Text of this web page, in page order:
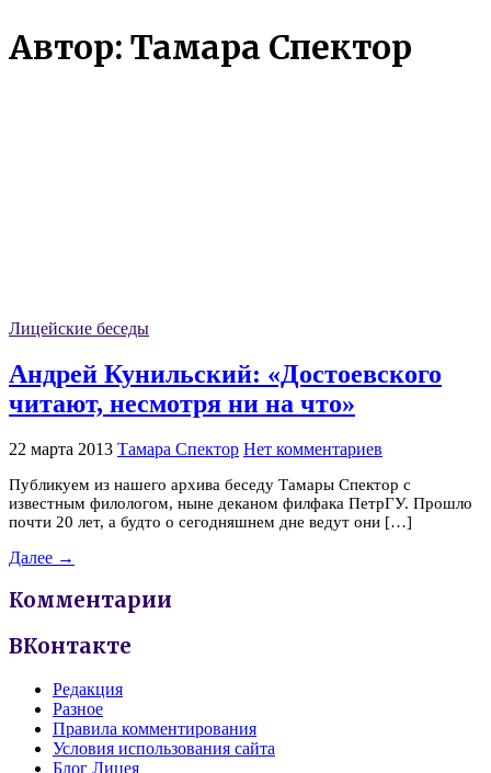
Автор: Тамара Спектор
Лицейские беседы
Андрей Кунильский: «Достоевского
читают, несмотря ни на что»
22 марта 2013 Тамара Спектор Нет комментариев
Публикуем из нашего архива беседу Тамары Спектор с
известным филологом, ныне деканом филфака ПетрГУ. Прошло
почти 20 лет, а будто о сегодняшнем дне ведут они […]
Далее →
Комментарии
ВКонтакте
Редакция
Разное
Правила комментирования
Условия использования сайта
Блог Лицея